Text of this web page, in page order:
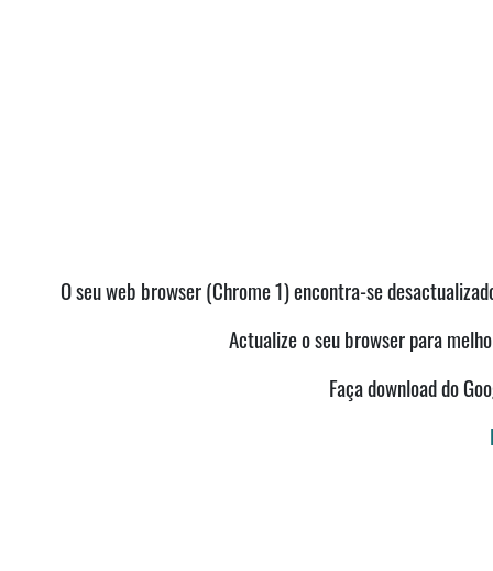
O seu web browser (Chrome 1) encontra-se
Actualize o seu browser para
Faça download do